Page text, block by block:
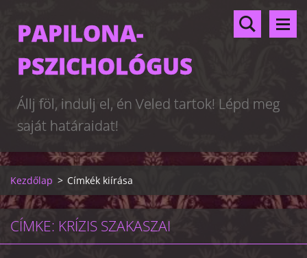
PAPILONA-
PSZICHOLÓGUS
Állj föl, indulj el, én Veled tartok! Lépd meg
saját határaidat!
Kezdőlap > Címkék kiírása
CÍMKE: KRÍZIS SZAKASZAI